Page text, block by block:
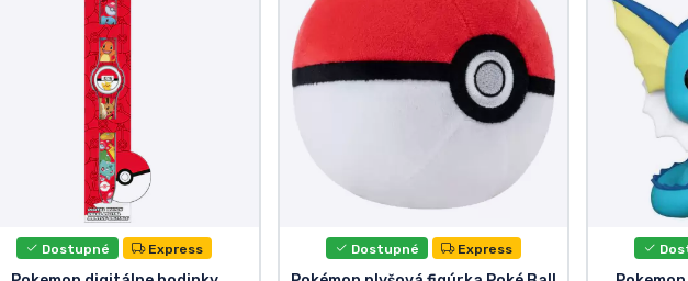
Dostupné Express Dostupné Express